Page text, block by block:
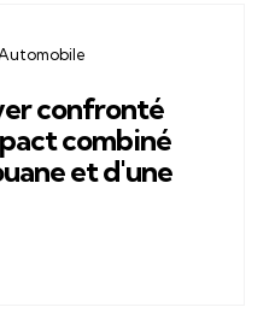
confronté
combiné
et d'une